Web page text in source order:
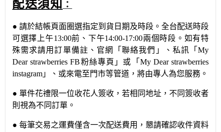
配送須知 ：
● 請於結帳頁面圈選指定到貨日期及時段。全台配送時段
可選擇上午13:00前、下午14:00-17:00兩個時段。如有特
殊需求請用訂單備註、官網
「聯絡我們 」 、私訊 「My
Dear strawberries FB粉絲專頁」或「 My Dear strawberries
instagram 」 、或來電至門市等管道，將由專人為您服務。
● 單件花禮限一位收花人簽收，若相同地址，不同簽收者
則視為不同訂單。
● 每筆交易之運費僅含一次配送費用，懇請確認收件資料